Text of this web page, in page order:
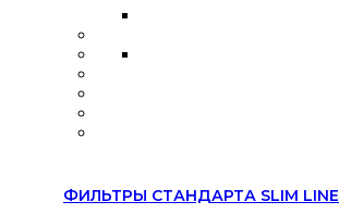
ФИЛЬТРЫ СТАНДАРТА SLIM LINE